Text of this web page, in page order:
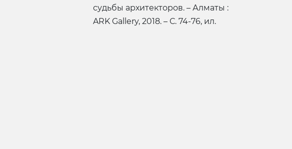
судьбы архитекторов. – Алматы :
ARK Gallery, 2018. – С. 74-76, ил.